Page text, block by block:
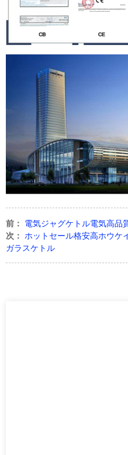
前： 電気ジャグケトル電気高品
次： ホットセール格安高ホウケ
ガラスケトル